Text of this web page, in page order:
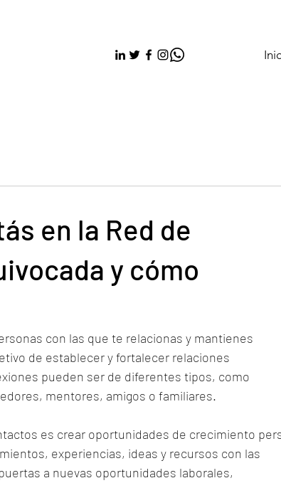
en la Red de
y cómo
con las que te relacionas y mantienes
de establecer y fortalecer relaciones
pueden ser de diferentes tipos, como
mentores, amigos o familiares.
es crear oportunidades de crecimiento
experiencias, ideas y recursos con las
a nuevas oportunidades laborales,